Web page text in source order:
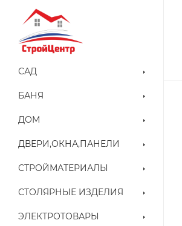
САД
БАНЯ
ДОМ
ДВЕРИ,ОКНА,ПАНЕЛИ
СТРОЙМАТЕРИАЛЫ
СТОЛЯРНЫЕ ИЗДЕЛИЯ
ЭЛЕКТРОТОВАРЫ